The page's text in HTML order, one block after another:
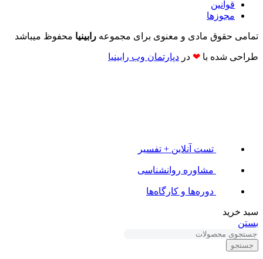
قوانین
مجوزها
تمامی حقوق مادی و معنوی برای مجموعه رابینیا محفوظ میباشد
طراحی شده با ❤ در دپارتمان وب رابینیا​​
تست آنلاین + تفسیر
مشاوره روانشناسی
دوره‌ها و کارگاه‌ها
سبد خرید
بستن
جستجو